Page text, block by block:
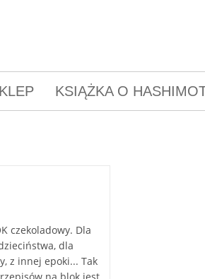
KSIĄŻKA O
czekoladowy. Dla
dla
z innej epoki... Tak